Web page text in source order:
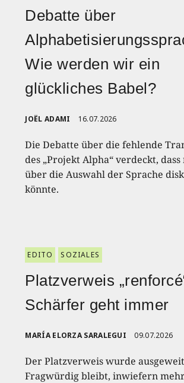
Debatte über
Wie werden wir ein
glückliches Babel?
JOËL ADAMI 16.07.2026
Die Debatte über die fehlende
des „Projekt Alpha“ verdeckt,
über die Auswahl der Sprache
könnte.
EDITO SOZIALES
Platzverweis
Schärfer geht immer
MARÍA ELORZA SARALEGUI 09.07.2026
Der Platzverweis wurde
Fragwürdig bleibt, inwiefern